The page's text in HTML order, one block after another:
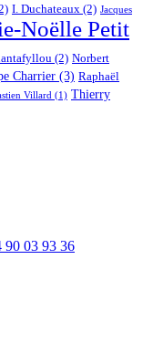
I. Duchateaux (2) Jacques
Noëlle Petit
(2) Norbert
Charrier (3) Raphaël
Villard (1) Thierry
90 03 93 36